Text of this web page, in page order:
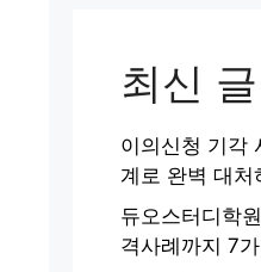
최신 글
이의신청 기각
계로 완벽 대처
듀오스터디학
격사례까지 7